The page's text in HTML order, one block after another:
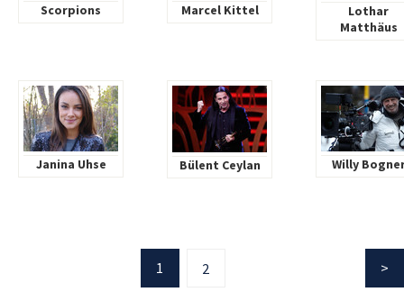
Scorpions Marcel Kittel
Lothar
Matthäus
Janina Uhse Bülent Ceylan Willy
1 2